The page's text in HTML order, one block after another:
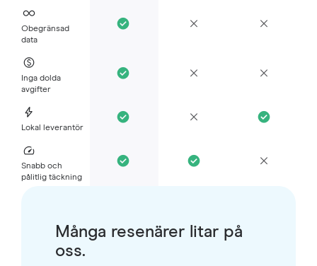
Obegränsad
data
Inga dolda
avgifter
Lokal leverantör
Snabb och
pålitlig täckning
Många resenärer litar på
oss.